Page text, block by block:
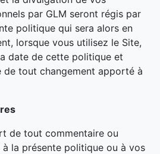
par GLM seront régis par
politique qui sera alors en
lorsque vous utilisez le Site,
date de cette politique et
de tout changement apporté à
de tout commentaire ou
la présente politique ou à vos